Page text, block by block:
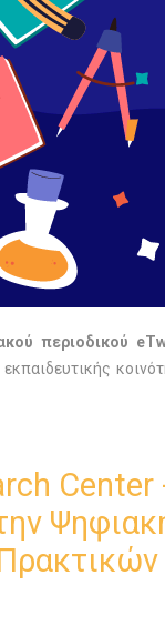
περιοδικού
Center